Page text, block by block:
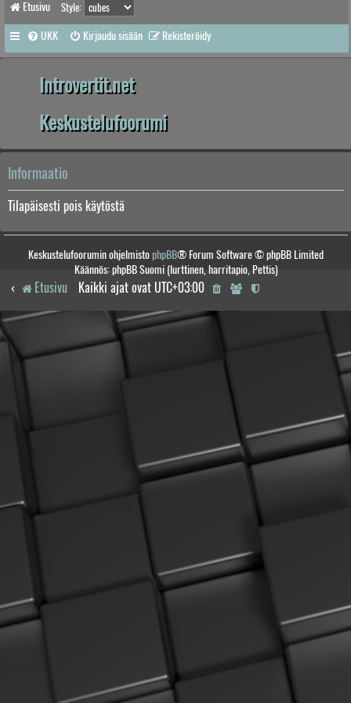
Etusivu Style:
UKK Kirjaudu sisään Rekisteröidy
Introvertit.net
Keskustelufoorumi
Informaatio
Tilapäisesti pois käytöstä
Keskustelufoorumin ohjelmistophpBB® Forum Software © phpBB Limited
Käännös: phpBB Suomi (lurttinen, harritapio, Pettis)
Etusivu Kaikki ajat ovat UTC+03:00